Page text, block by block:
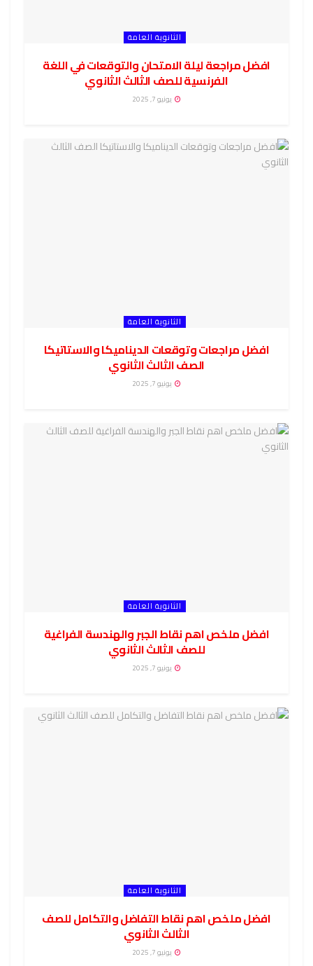
الثانوية العامة
افضل مراجعة ليلة الامتحان والتوقعات في اللغة
الفرنسية للصف الثالث الثانوي
يونيو 7, 2025
الثانوية العامة
افضل مراجعات وتوقعات الديناميكا والاستاتيكا
الصف الثالث الثانوي
يونيو 7, 2025
الثانوية العامة
افضل ملخص اهم نقاط الجبر والهندسة الفراغية
للصف الثالث الثانوي
يونيو 7, 2025
الثانوية العامة
افضل ملخص اهم نقاط التفاضل والتكامل للصف
الثالث الثانوي
يونيو 7, 2025